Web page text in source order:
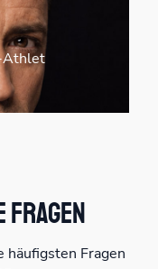
Athlet
häufigsten Fragen